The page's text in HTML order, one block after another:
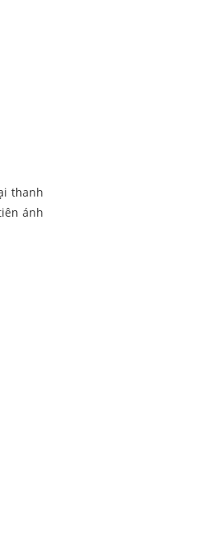
thanh
ánh